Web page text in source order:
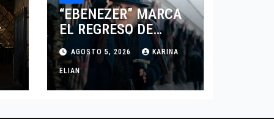
“EBENEZER” MARCA
EL REGRESO DE
JOHNNY DEPP A
HOLLYWOOD TRAS SU
PASO POR EL CINE
INDEPENDIENTE
AGOSTO 5, 2026 KARINA
ELIAN